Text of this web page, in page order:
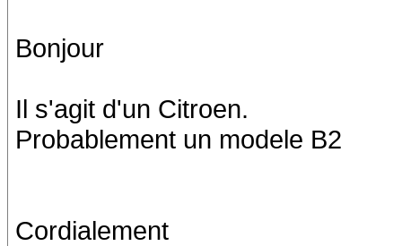
Bonjour
Il s'agit d'un Citroen.
Probablement un modele B2
Cordialement